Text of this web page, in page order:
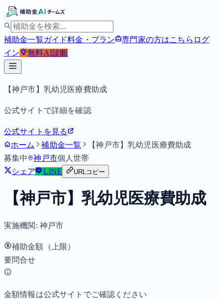
補助金一覧ガイド料金・プラン 専門家の方はこちら ログ
イン
無料AI診断
【神戸市】乳幼児医療費助成
公式サイトで詳細を確認
公式サイトを見る
ホーム
補助金一覧
【神戸市】乳幼児医療費助成
募集中
神戸市個人世帯
シェア
LINE URLコピー
【神戸市】乳幼児医療費助成
実施機関: 神戸市
補助金額（上限）
要問合せ
金額情報は公式サイトでご確認ください